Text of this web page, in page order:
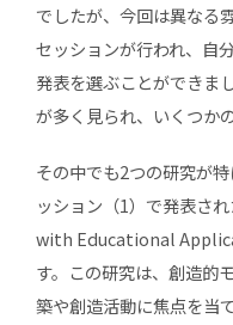
でしたが、今回は異なる
セッションが行われ、自
発表を選ぶことができま
が多く見られ、いくつか
その中でも2つの研究が
ッション（1）で発表さ
with Educational
す。この研究は、創造的
築や創造活動に焦点を当